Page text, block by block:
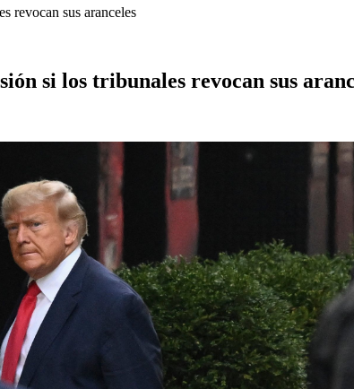
revocan sus aranceles
si los tribunales revocan sus